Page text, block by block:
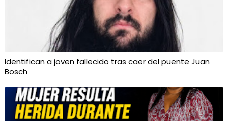
Identifican a joven fallecido tras caer del puente Juan
Bosch